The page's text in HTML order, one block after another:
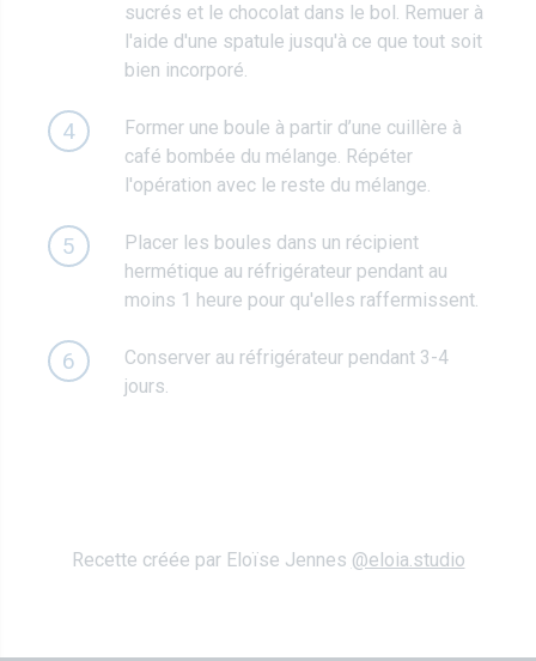
sucrés et le chocolat dans le bol. Remuer à
l'aide d'une spatule jusqu'à ce que tout soit
bien incorporé.
4
Former une boule à partir d’une cuillère à
café bombée du mélange. Répéter
l'opération avec le reste du mélange.
5
Placer les boules dans un récipient
hermétique au réfrigérateur pendant au
moins 1 heure pour qu'elles raffermissent.
6
Conserver au réfrigérateur pendant 3-4
jours.
Recette créée par Eloïse Jennes @eloia.studio